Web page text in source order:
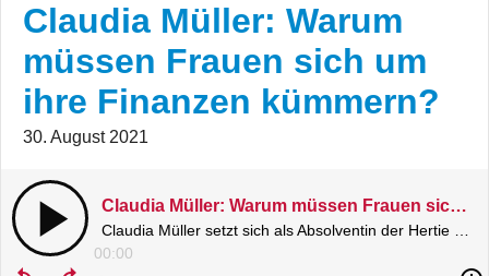
Claudia Müller: Warum
müssen Frauen sich um
ihre Finanzen kümmern?
30. August 2021
Claudia Müller: Warum müssen Frauen sich um ihre Finanzen kümmern?
00:00